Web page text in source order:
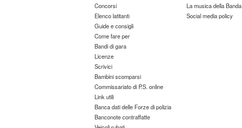
Concorsi
Elenco latitanti
Guide e consigli
Come fare per
Bandi di gara
Licenze
Scrivici
Bambini scomparsi
Commissariato di P.S. online
Link utili
Banca dati delle Forze di polizia
Banconote contraffatte
La musica della Banda
Social media policy